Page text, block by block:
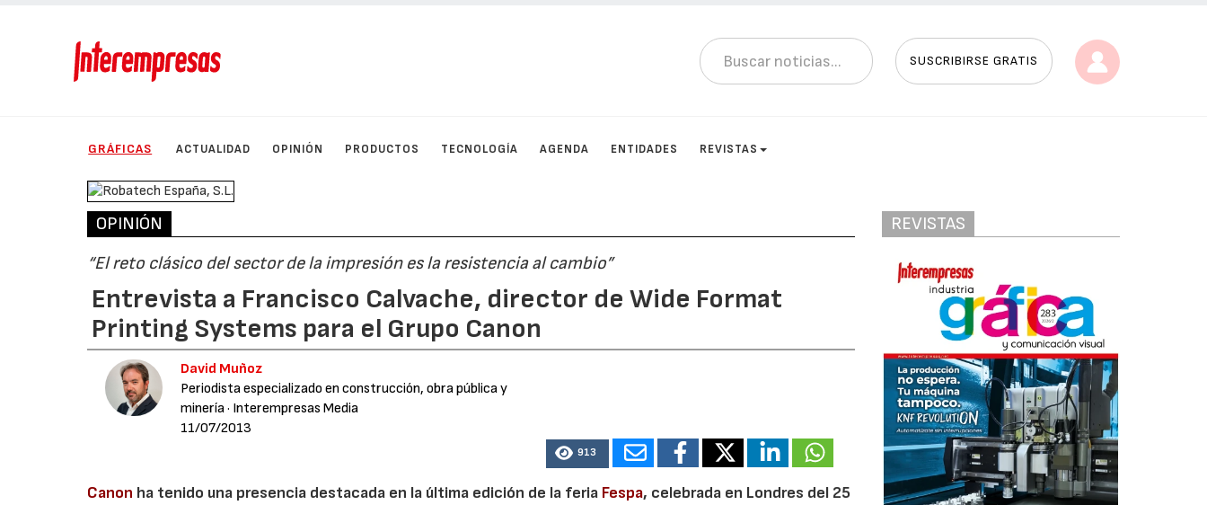
SUSCRIBIRSE GRATIS
GRÁFICAS ACTUALIDAD OPINIÓN PRODUCTOS TECNOLOGÍA AGENDA ENTIDADES REVISTAS
OPINIÓN
“El reto clásico del sector de la impresión es la resistencia al cambio”
Entrevista a Francisco Calvache, director de Wide Format
Printing Systems para el Grupo Canon
David Muñoz
Periodista especializado en construcción, obra pública y
minería· Interempresas Media
11/07/2013
913
Canon ha tenido una presencia destacada en la última edición de la feria Fespa, celebrada en Londres del 25
REVISTAS